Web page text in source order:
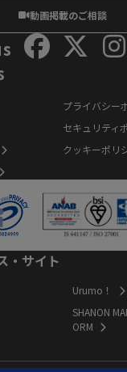
動画掲載のご相談
プライバシー
セキュリティ
クッキーポリ
・サイト
Urumo！
SHANON
ORM